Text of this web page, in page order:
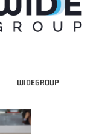
WIDEGROUP